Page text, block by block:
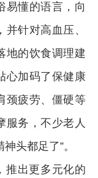
易懂的语言，向
针对高血压、
地的饮食调理建
心加码了保健康
颈疲劳、僵硬等
服务，不少老人
头都足了”。
推出更多元化的